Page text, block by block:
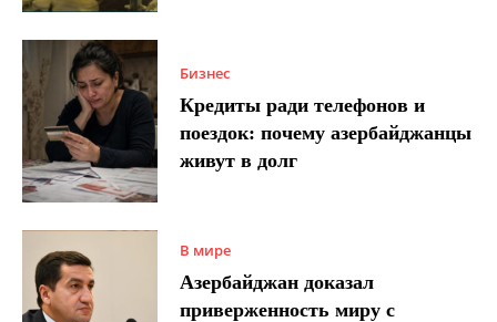
Бизнес
Кредиты ради телефонов и
поездок: почему азербайджанцы
живут в долг
В мире
Азербайджан доказал
приверженность миру с